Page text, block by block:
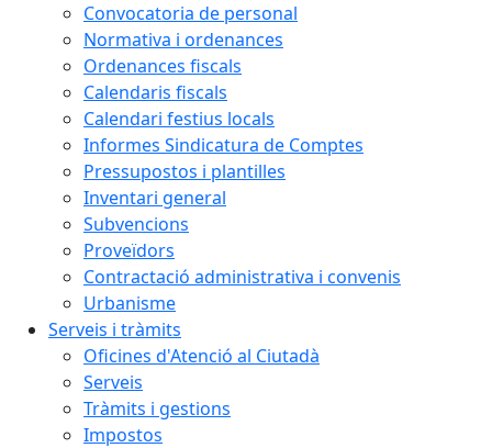
Convocatoria de personal
Normativa i ordenances
Ordenances fiscals
Calendaris fiscals
Calendari festius locals
Informes Sindicatura de Comptes
Pressupostos i plantilles
Inventari general
Subvencions
Proveïdors
Contractació administrativa i convenis
Urbanisme
Serveis i tràmits
Oficines d'Atenció al Ciutadà
Serveis
Tràmits i gestions
Impostos